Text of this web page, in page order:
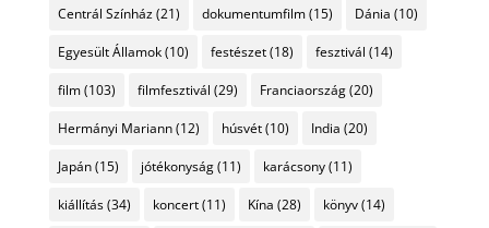
Centrál Színház(21) dokumentumfilm(15) Dánia (10)
Egyesült Államok(10) festészet(18) fesztivál (14)
film(103) filmfesztivál (29) Franciaország(20)
Hermányi Mariann(12) húsvét(10) India (20)
Japán(15) jótékonyság(11) karácsony(11)
kiállítás(34) koncert(11) Kína (28) könyv(14)